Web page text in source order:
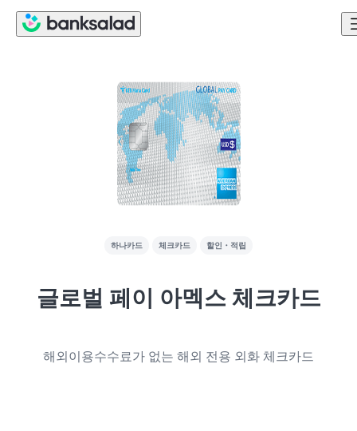
하나카드 체크카드 할인・적립
글로벌 페이 아멕스 체크카드
해외이용수수료가 없는 해외 전용 외화 체크카드